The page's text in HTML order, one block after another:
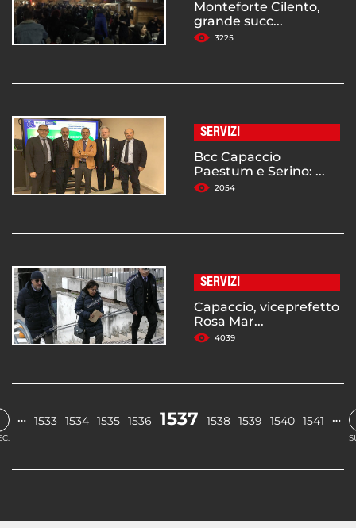
Monteforte Cilento,
grande succ...
3225
SERVIZI
Bcc Capaccio
Paestum e Serino: ...
2054
SERVIZI
Capaccio, viceprefetto
Rosa Mar...
4039
… 1533 1534 1535 1536 1537 1538 1539 1540 1541 …